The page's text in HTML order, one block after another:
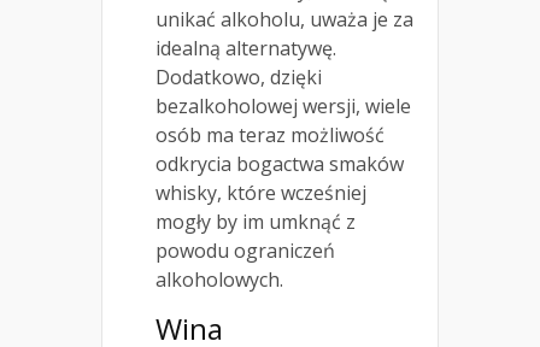
unikać alkoholu, uważa je za
idealną alternatywę.
Dodatkowo, dzięki
bezalkoholowej wersji, wiele
osób ma teraz możliwość
odkrycia bogactwa smaków
whisky, które wcześniej
mogły by im umknąć z
powodu ograniczeń
alkoholowych.
Wina